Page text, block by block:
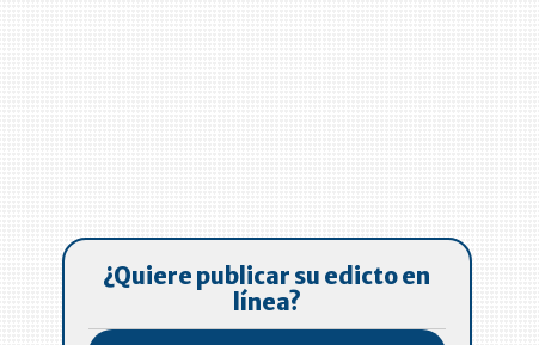
¿Quiere publicar su edicto en
línea?